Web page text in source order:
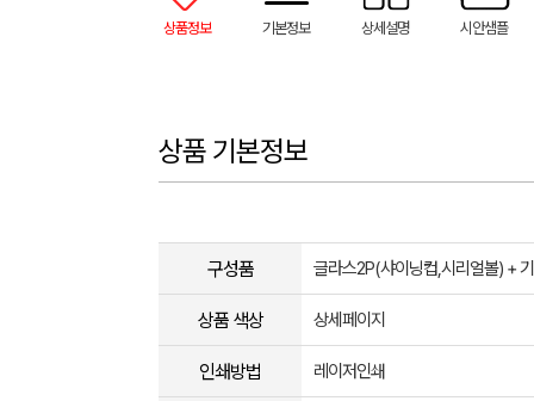
상품정보 기본정보 상세설명 시안샘플
상품 기본정보
구성품 글라스2P(샤이닝컵,시리얼볼) +
상품 색상 상세페이지
인쇄방법 레이저인쇄